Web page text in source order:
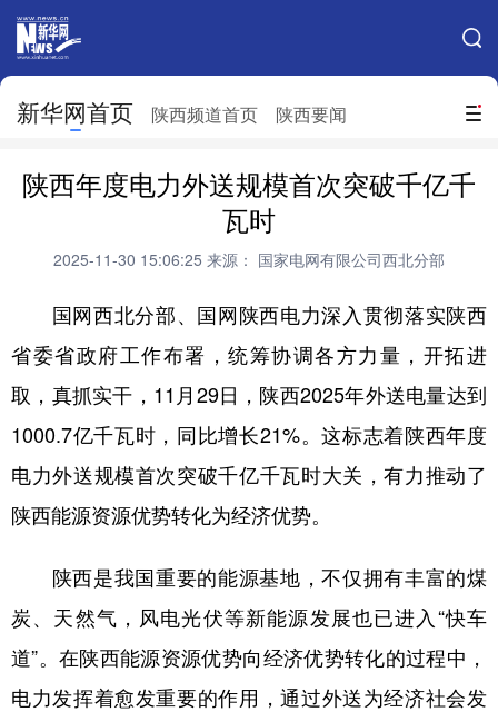
搜索
新华网首页 陕西频道首页 陕西要闻
网站地图
北京 天津 河北 山西
辽宁 吉林 上海 江苏
山东 河南 湖北 湖南
广东 广西 海南 重庆
四川 贵州 云南 西藏
陕西 甘肃 青海 宁夏
新疆 内蒙古 黑龙江
陕西年度电力外送规模首次突破千亿千
瓦时
2025-11-30 15:06:25 来源： 国家电网有限公司西北分部
国网西北分部、国网陕西电力深入贯彻落实陕西
省委省政府工作布署，统筹协调各方力量，开拓进
取，真抓实干，11月29日，陕西2025年外送电量达到
1000.7亿千瓦时，同比增长21%。这标志着陕西年度
电力外送规模首次突破千亿千瓦时大关，有力推动了
陕西能源资源优势转化为经济优势。
陕西是我国重要的能源基地，不仅拥有丰富的煤
炭、天然气，风电光伏等新能源发展也已进入“快车
道”。在陕西能源资源优势向经济优势转化的过程中，
电力发挥着愈发重要的作用，通过外送为经济社会发